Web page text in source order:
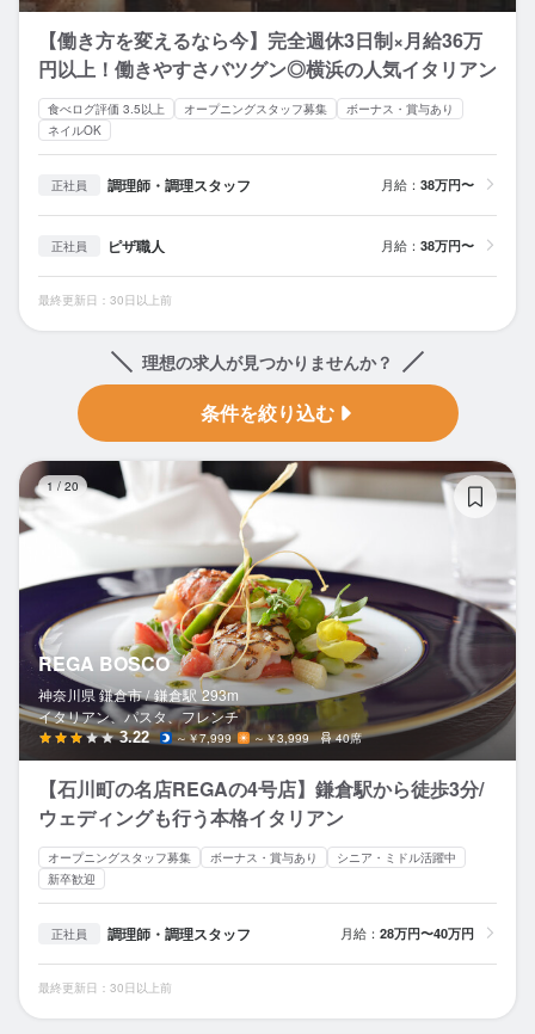
【働き方を変えるなら今】完全週休3日制×月給36万
円以上！働きやすさバツグン◎横浜の人気イタリアン
食べログ評価 3.5以上 オープニングスタッフ募集
ボーナス・賞与あり
ネイルOK
正社員 調理師・調理スタッフ 月給： 38万円〜
正社員 ピザ職人 月給： 38万円〜
最終更新日：30日以上前
理想の求人が見つかりませんか？
条件を絞り込む
1/20
REGA BOSCO
神奈川県 鎌倉市 / 鎌倉駅 293m
イタリアン、パスタ、フレンチ
3.22 ～￥7,999 ～￥3,999 40席
【石川町の名店REGAの4号店】鎌倉駅から徒歩3分/
ウェディングも行う本格イタリアン
オープニングスタッフ募集 ボーナス・賞与あり
シニア・ミドル活躍中
新卒歓迎
正社員 調理師・調理スタッフ 月給： 28万円〜40万円
最終更新日：30日以上前